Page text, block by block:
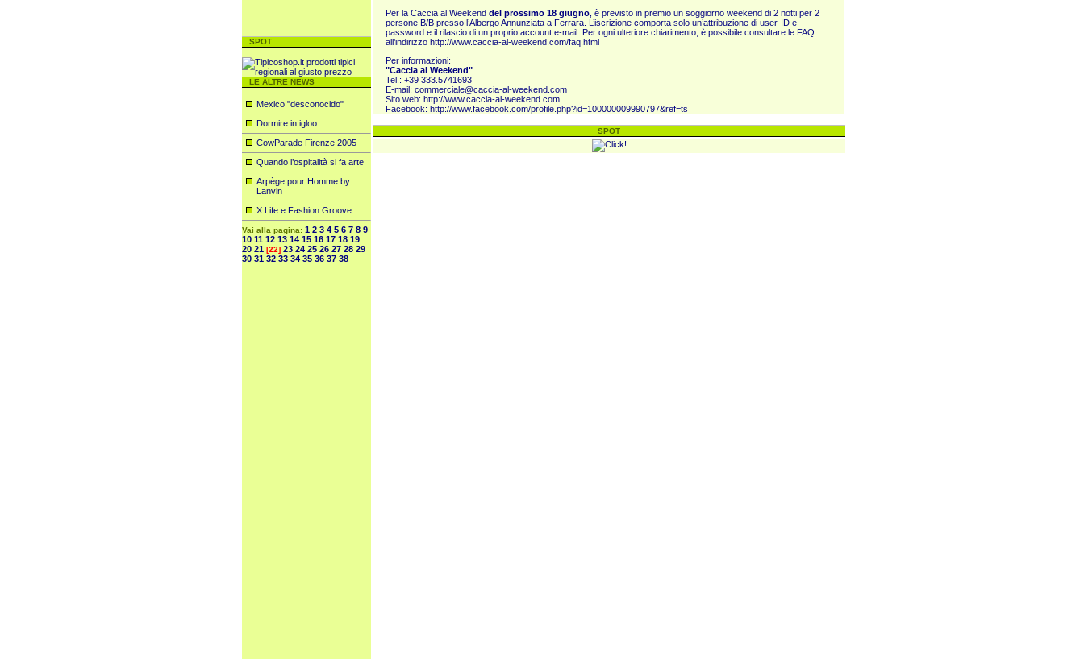
SPOT
LE ALTRE NEWS
Mexico "desconocido"
Dormire in igloo
CowParade Firenze 2005
Quando l’ospitalità si fa arte
Arpège pour Homme by
Lanvin
X Life e Fashion Groove
Vai alla pagina: 1 2 3 4 5 6 7 8 9
10 11 12 13 14 15 16 17 18 19
20 21 [22] 23 24 25 26 27 28 29
30 31 32 33 34 35 36 37 38
Per la Caccia al Weekend del prossimo 18 giugno , è previsto in premio un soggiorno weekend di 2 notti per 2
persone B/B presso l’Albergo Annunziata a Ferrara. L’iscrizione comporta solo un’attribuzione di user-ID e
password e il rilascio di un proprio account e-mail. Per ogni ulteriore chiarimento, è possibile consultare le FAQ
all’indirizzo http://www.caccia-al-weekend.com/faq.html
Per informazioni:
"Caccia al Weekend"
Tel.: +39 333.5741693
E-mail: commerciale@caccia-al-weekend.com
Sito web: http://www.caccia-al-weekend.com
Facebook: http://www.facebook.com/profile.php?id=100000009990797&ref=ts
SPOT